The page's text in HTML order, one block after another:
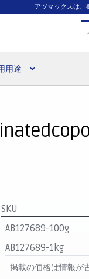
アヅマックスは、
用途
SKU
AB127689-100g
AB127689-1kg
掲載の価格は情報が